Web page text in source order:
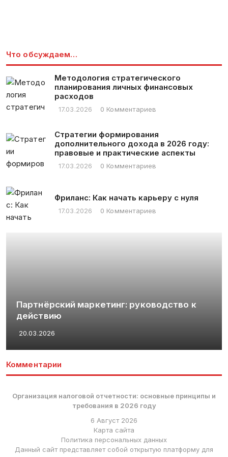
Что обсуждаем…
Методология стратегического
планирования личных финансовых
расходов
17.03.2026 0 Комментариев
Стратегии формирования
дополнительного дохода в 2026 году:
правовые и практические аспекты
17.03.2026 0 Комментариев
Фриланс: Как начать карьеру с нуля
17.03.2026 0 Комментариев
Партнёрский маркетинг: руководство к
действию
20.03.2026
Комментарии
Организация налоговой отчетности: основные принципы и
требования в 2026 году
6 Август 2026
Карта сайта
Политика персональных данных
Данный сайт представляет собой открытую платформу для